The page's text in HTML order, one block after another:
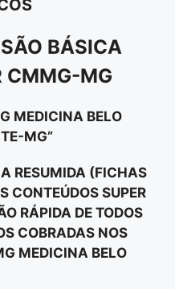
BÁSICA
CMMG-MG
MEDICINA BELO
MG”
RESUMIDA (FICHAS
CONTEÚDOS SUPER
RÁPIDA DE TODOS
COBRADAS NOS
MEDICINA BELO